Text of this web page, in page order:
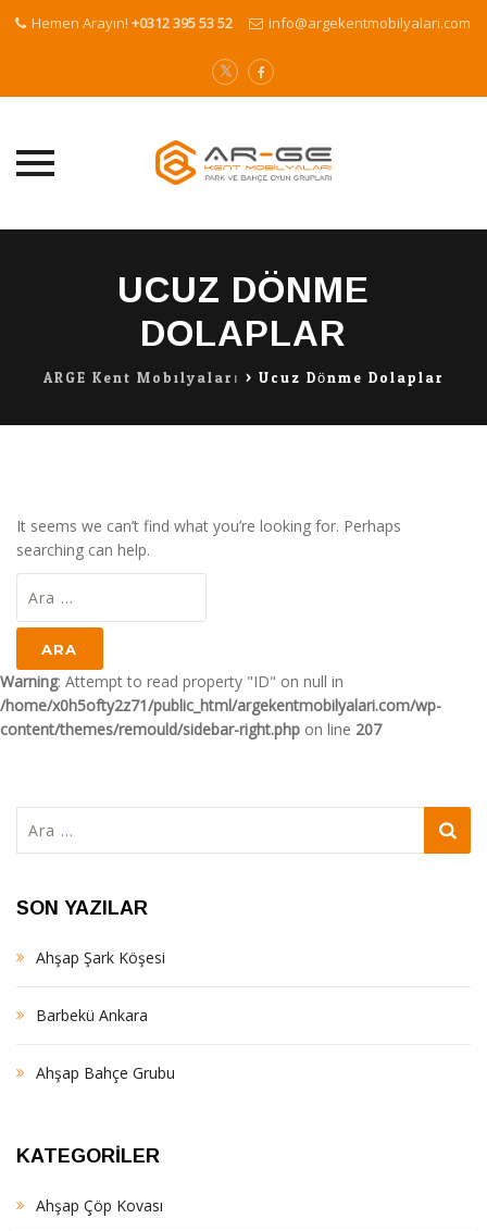
Hemen Arayın! +0312 395 53 52 info@argekentmobilyalari.com
UCUZ DÖNME
DOLAPLAR
ARGE Kent Mobilyaları > Ucuz Dönme Dolaplar
It seems we can’t find what you’re looking for. Perhaps
searching can help.
Warning: Attempt to read property "ID" on null in
/home/x0h5ofty2z71/public_html/argekentmobilyalari.com/wp-
content/themes/remould/sidebar-right.php on line 207
SON YAZILAR
Ahşap Şark Köşesi
Barbekü Ankara
Ahşap Bahçe Grubu
KATEGORILER
Ahşap Çöp Kovası